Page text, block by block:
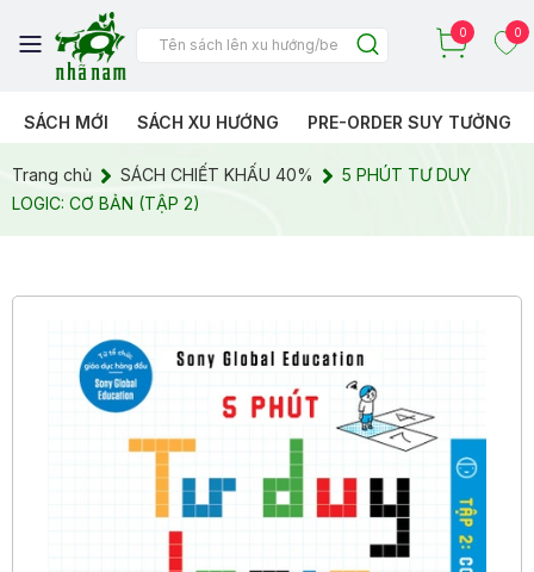
0 0
SÁCH MỚI SÁCH XU HƯỚNG PRE-ORDER SUY TƯỞNG
Trang chủ SÁCH CHIẾT KHẤU 40%
5 PHÚT TƯ DUY
LOGIC: CƠ BẢN (TẬP 2)